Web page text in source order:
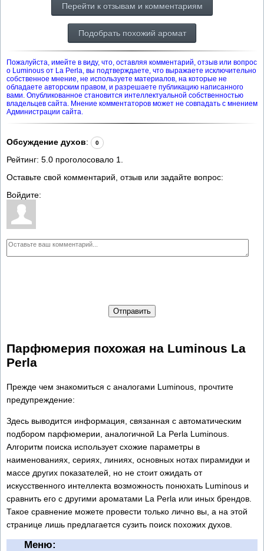
Перейти к отзывам и комментариям
Подобрать похожий аромат
Пожалуйста, имейте в виду, что, оставляя комментарий, отзыв или вопрос
о Luminous от La Perla, вы подтверждаете, что выражаете исключительно
собственное мнение, не используете материалов, на которые не
обладаете авторским правом, и разрешаете публикацию написанного
вами. Опубликованное становится интеллектуальной собственностью
владельцев сайта. Мнение комментаторов может не совпадать с мнением
Администрации сайта.
Обсуждение духов: 0
Рейтинг: 5.0 проголосовало 1
Оставьте свой комментарий, отзыв или задайте вопрос:
Войдите:
Отправить
Парфюмерия похожая на Luminous La
Perla
Прежде чем знакомиться с аналогами Luminous, прочтите
предупреждение:
Здесь выводится информация, связанная с автоматическим
подбором парфюмерии, аналогичной La Perla Luminous.
Алгоритм поиска использует схожие параметры в
наименованиях, сериях, линиях, основных нотах пирамидки и
массе других показателей, но не стоит ожидать от
искусственного интеллекта возможность понюхать Luminous и
сравнить его с другими ароматами La Perla или иных брендов.
Такое сравнение можете провести только лично вы, а на этой
странице лишь предлагается сузить поиск похожих духов.
Меню: